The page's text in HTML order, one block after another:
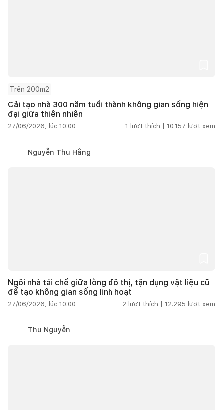
Trên 200m2
Cải tạo nhà 300 năm tuổi thành không gian sống hiện
đại giữa thiên nhiên
27/06/2026, lúc 10:00 1 lượt thích | 10.157 lượt xem
Nguyễn Thu Hằng
Ngôi nhà tái chế giữa lòng đô thị, tận dụng vật liệu cũ
để tạo không gian sống linh hoạt
27/06/2026, lúc 10:00 2 lượt thích | 12.295 lượt xem
Thu Nguyễn